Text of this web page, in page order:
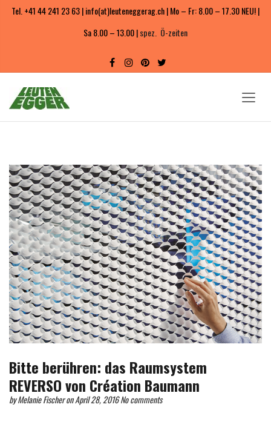
Tel. +41 44 241 23 63 | info(at)leuteneggerag.ch | Mo – Fr: 8.00 – 17.30 NEU! |
Sa 8.00 – 13.00 |spez. Ö-zeiten
Bitte berühren: das Raumsystem
REVERSO von Création Baumann
byMelanie Fischeron April 28, 2016No comments